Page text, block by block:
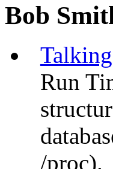
Bob
Run
/proc).